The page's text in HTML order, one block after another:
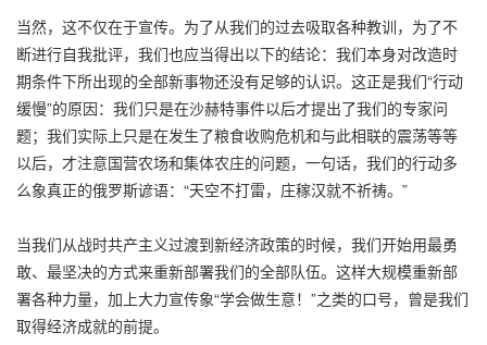
当然，这不仅在于宣传。为了从我们的过去吸取各种教训，为了不
断进行自我批评，我们也应当得出以下的结论：我们本身对改造时
期条件下所出现的全部新事物还没有足够的认识。这正是我们“行动
缓慢”的原因：我们只是在沙赫特事件以后才提出了我们的专家问
题；我们实际上只是在发生了粮食收购危机和与此相联的震荡等等
以后，才注意国营农场和集体农庄的问题，一句话，我们的行动多
么象真正的俄罗斯谚语：“天空不打雷，庄稼汉就不祈祷。”
当我们从战时共产主义过渡到新经济政策的时候，我们开始用最勇
敢、最坚决的方式来重新部署我们的全部队伍。这样大规模重新部
署各种力量，加上大力宣传象“学会做生意！”之类的口号，曾是我们
取得经济成就的前提。